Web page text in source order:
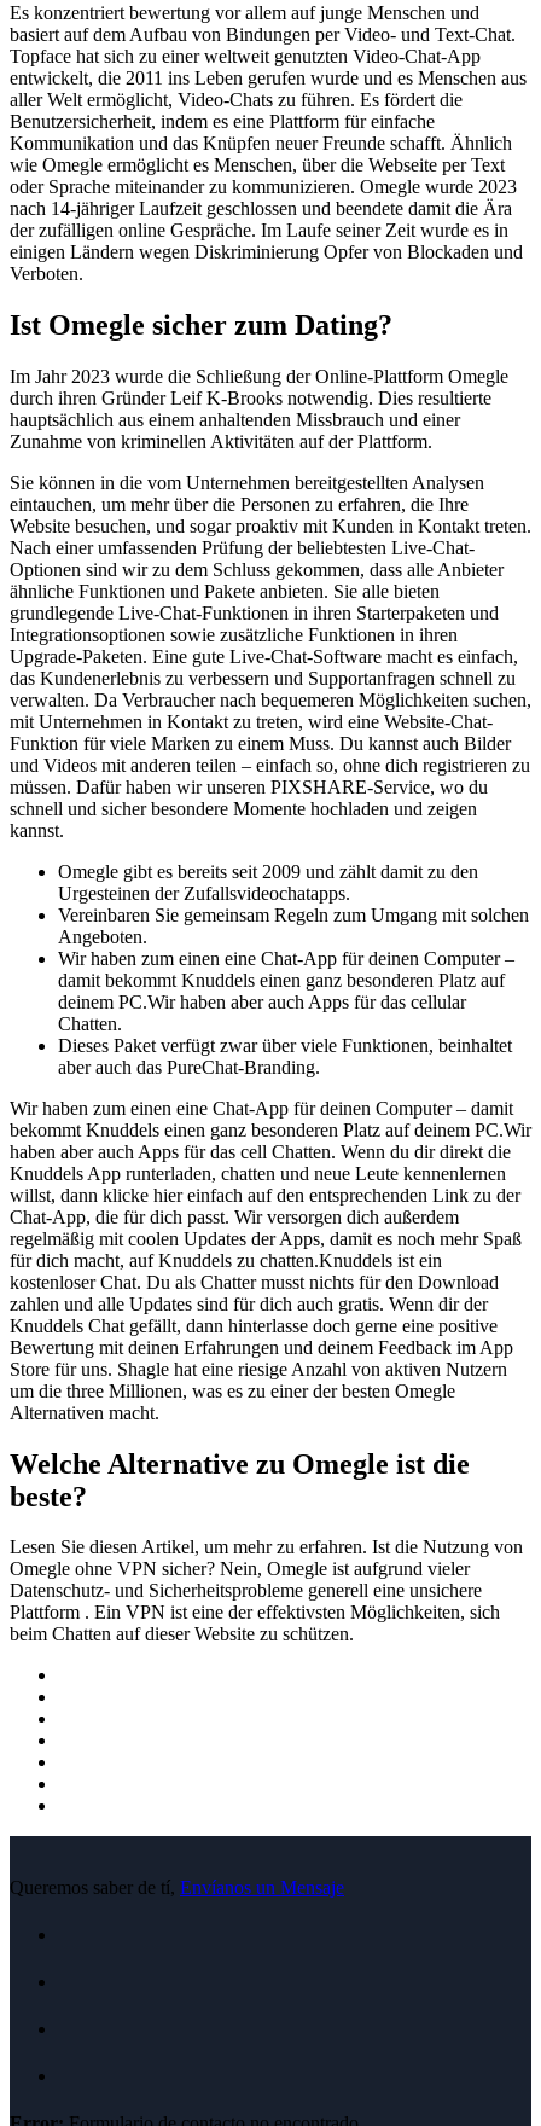
Es konzentriert bewertung vor allem auf junge Menschen und
basiert auf dem Aufbau von Bindungen per Video- und Text-Chat.
Topface hat sich zu einer weltweit genutzten Video-Chat-App
entwickelt, die 2011 ins Leben gerufen wurde und es Menschen aus
aller Welt ermöglicht, Video-Chats zu führen. Es fördert die
Benutzersicherheit, indem es eine Plattform für einfache
Kommunikation und das Knüpfen neuer Freunde schafft. Ähnlich
wie Omegle ermöglicht es Menschen, über die Webseite per Text
oder Sprache miteinander zu kommunizieren. Omegle wurde 2023
nach 14-jähriger Laufzeit geschlossen und beendete damit die Ära
der zufälligen online Gespräche. Im Laufe seiner Zeit wurde es in
einigen Ländern wegen Diskriminierung Opfer von Blockaden und
Verboten.
Ist Omegle sicher zum Dating?
Im Jahr 2023 wurde die Schließung der Online-Plattform Omegle
durch ihren Gründer Leif K-Brooks notwendig. Dies resultierte
hauptsächlich aus einem anhaltenden Missbrauch und einer
Zunahme von kriminellen Aktivitäten auf der Plattform.
Sie können in die vom Unternehmen bereitgestellten Analysen
eintauchen, um mehr über die Personen zu erfahren, die Ihre
Website besuchen, und sogar proaktiv mit Kunden in Kontakt treten.
Nach einer umfassenden Prüfung der beliebtesten Live-Chat-
Optionen sind wir zu dem Schluss gekommen, dass alle Anbieter
ähnliche Funktionen und Pakete anbieten. Sie alle bieten
grundlegende Live-Chat-Funktionen in ihren Starterpaketen und
Integrationsoptionen sowie zusätzliche Funktionen in ihren
Upgrade-Paketen. Eine gute Live-Chat-Software macht es einfach,
das Kundenerlebnis zu verbessern und Supportanfragen schnell zu
verwalten. Da Verbraucher nach bequemeren Möglichkeiten suchen,
mit Unternehmen in Kontakt zu treten, wird eine Website-Chat-
Funktion für viele Marken zu einem Muss. Du kannst auch Bilder
und Videos mit anderen teilen – einfach so, ohne dich registrieren zu
müssen. Dafür haben wir unseren PIXSHARE-Service, wo du
schnell und sicher besondere Momente hochladen und zeigen
kannst.
Omegle gibt es bereits seit 2009 und zählt damit zu den
Urgesteinen der Zufallsvideochatapps.
Vereinbaren Sie gemeinsam Regeln zum Umgang mit solchen
Angeboten.
Wir haben zum einen eine Chat-App für deinen Computer –
damit bekommt Knuddels einen ganz besonderen Platz auf
deinem PC.Wir haben aber auch Apps für das cellular
Chatten.
Dieses Paket verfügt zwar über viele Funktionen, beinhaltet
aber auch das PureChat-Branding.
Wir haben zum einen eine Chat-App für deinen Computer – damit
bekommt Knuddels einen ganz besonderen Platz auf deinem PC.Wir
haben aber auch Apps für das cell Chatten. Wenn du dir direkt die
Knuddels App runterladen, chatten und neue Leute kennenlernen
willst, dann klicke hier einfach auf den entsprechenden Link zu der
Chat-App, die für dich passt. Wir versorgen dich außerdem
regelmäßig mit coolen Updates der Apps, damit es noch mehr Spaß
für dich macht, auf Knuddels zu chatten.Knuddels ist ein
kostenloser Chat. Du als Chatter musst nichts für den Download
zahlen und alle Updates sind für dich auch gratis. Wenn dir der
Knuddels Chat gefällt, dann hinterlasse doch gerne eine positive
Bewertung mit deinen Erfahrungen und deinem Feedback im App
Store für uns. Shagle hat eine riesige Anzahl von aktiven Nutzern
um die three Millionen, was es zu einer der besten Omegle
Alternativen macht.
Welche Alternative zu Omegle ist die
beste?
Lesen Sie diesen Artikel, um mehr zu erfahren. Ist die Nutzung von
Omegle ohne VPN sicher? Nein, Omegle ist aufgrund vieler
Datenschutz- und Sicherheitsprobleme generell eine unsichere
Plattform . Ein VPN ist eine der effektivsten Möglichkeiten, sich
beim Chatten auf dieser Website zu schützen.
Queremos saber de tí, Envíanos un Mensaje